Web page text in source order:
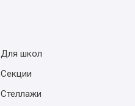
Для школ
Секции
Стеллажи